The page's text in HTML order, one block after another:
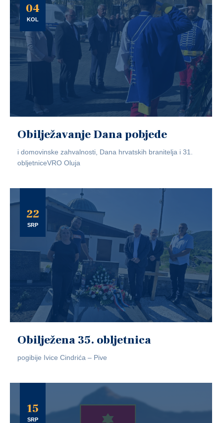
04
KOL
Obilježavanje Dana pobjede
i domovinske zahvalnosti, Dana hrvatskih branitelja i 31.
obljetniceVRO Oluja
22
SRP
Obilježena 35. obljetnica
pogibije Ivice Cindrića – Pive
15
SRP